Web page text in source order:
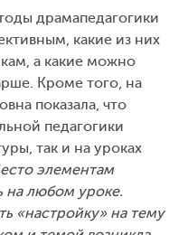
драмапедагогики
какие из них
а какие можно
Кроме того, на
показала, что
педагогики
так и на уроках
элементам
на любом уроке.
«настройку» на тему